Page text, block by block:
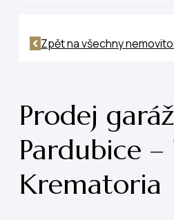
Zpět na všechny
Prodej
Pardubice –
Krematoria